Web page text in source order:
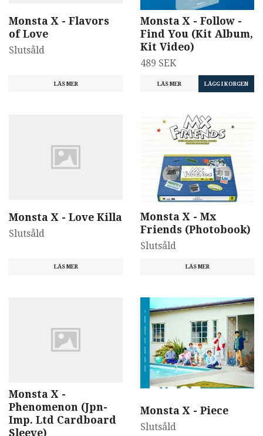
Monsta X - Flavors
of Love
Slutsåld
LÄS MER
Monsta X - Follow -
Find You (Kit Album,
Kit Video)
489 SEK
LÄS MER
Monsta X - Love Killa
Slutsåld
LÄS MER
Monsta X - Mx
Friends (Photobook)
Slutsåld
LÄS MER
Monsta X -
Phenomenon (Jpn-
Imp. Ltd Cardboard
Sleeve)
Monsta X - Piece
Slutsåld